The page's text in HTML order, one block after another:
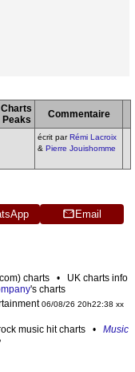
Charts
Peaks
Commentaire
écrit parRémi Lacroix
& Pierre Jouishomme
Email
charts • UK charts info
's charts
06/08/26 20h22:38 xx
rock music hit charts • Music